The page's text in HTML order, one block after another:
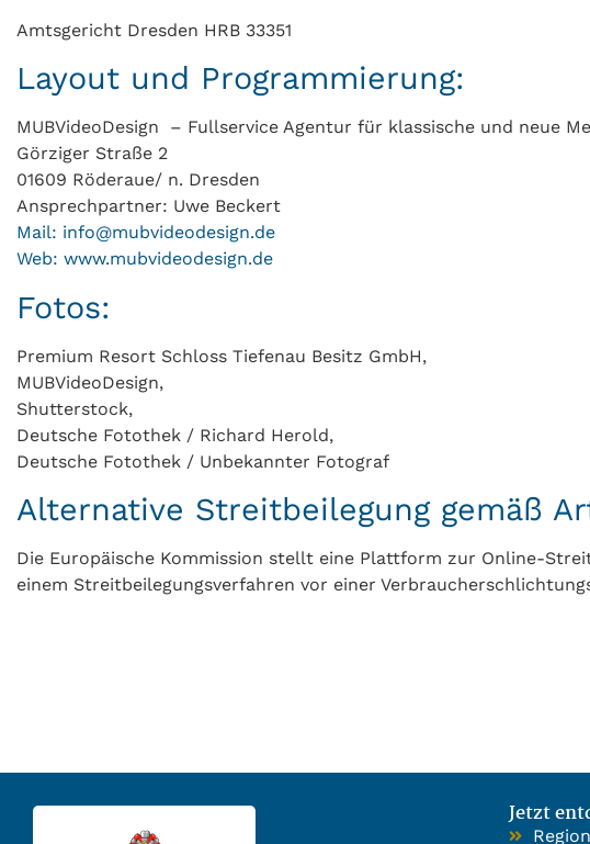
Amtsgericht Dresden HRB 33351
Layout und Programmierung:
MUBVideoDesign – Fullservice Agentur für klassische und neue
Görziger Straße 2
01609 Röderaue/ n. Dresden
Ansprechpartner: Uwe Beckert
Mail: info@mubvideodesign.de
Web: www.mubvideodesign.de
Fotos:
Premium Resort Schloss Tiefenau Besitz GmbH,
MUBVideoDesign,
Shutterstock,
Deutsche Fotothek / Richard Herold,
Deutsche Fotothek / Unbekannter Fotograf
Alternative Streitbeilegung gemäß
Die Europäische Kommission stellt eine Plattform zur Online-
einem Streitbeilegungsverfahren vor einer
Jetzt
Region